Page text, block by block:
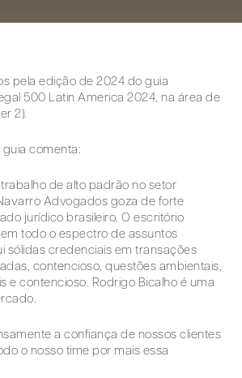
pela edição de 2024 do guia
500 Latin America 2024, na área de
2).
comenta:
de alto padrão no setor
Advogados goza de forte
jurídico brasileiro. O escritório
todo o espectro de assuntos
sólidas credenciais em transações
contencioso, questões ambientais,
e contencioso. Rodrigo Bicalho é uma
a confiança de nossos clientes
o nosso time por mais essa